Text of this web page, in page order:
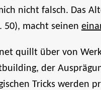
nicht falsch. Das
50), macht seinen
quillt über von
der
Tricks werden